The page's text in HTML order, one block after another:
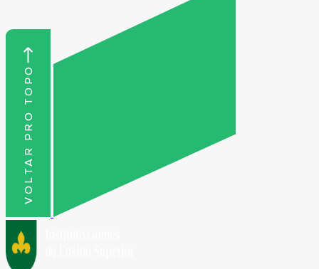
VOLTAR PRO TOPO